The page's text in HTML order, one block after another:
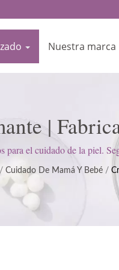
Nuestra marca
|
Y BPM
el cuidado de la piel.
para satisfacer las
/ Cuidado De Mamá Y Bebé /